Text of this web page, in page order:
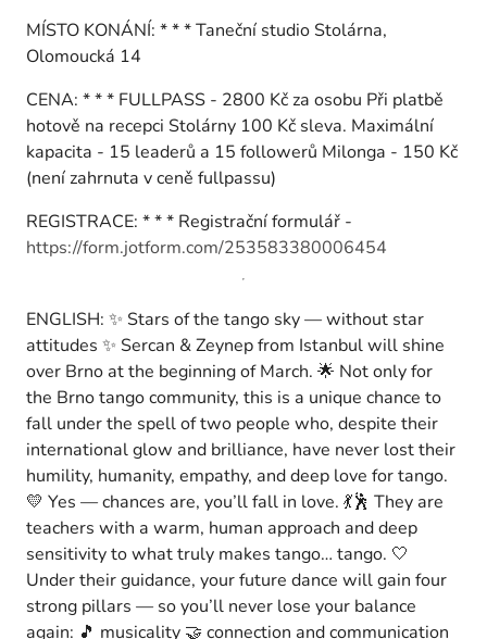
MÍSTO KONÁNÍ: * * * Taneční studio Stolárna,
Olomoucká 14
CENA: * * * FULLPASS - 2800 Kč za osobu Při platbě
hotově na recepci Stolárny 100 Kč sleva. Maximální
kapacita - 15 leaderů a 15 followerů Milonga - 150 Kč
(není zahrnuta v ceně fullpassu)
REGISTRACE: * * * Registrační formulář -
https://form.jotform.com/253583380006454
ENGLISH: ✨ Stars of the tango sky — without star
attitudes ✨ Sercan & Zeynep from Istanbul will shine
over Brno at the beginning of March. 🌟 Not only for
the Brno tango community, this is a unique chance to
fall under the spell of two people who, despite their
international glow and brilliance, have never lost their
humility, humanity, empathy, and deep love for tango.
💛 Yes — chances are, you’ll fall in love. 💃🕺 They are
teachers with a warm, human approach and deep
sensitivity to what truly makes tango… tango. 🤍
Under their guidance, your future dance will gain four
strong pillars — so you’ll never lose your balance
again: 🎵 musicality 🤝 connection and communication